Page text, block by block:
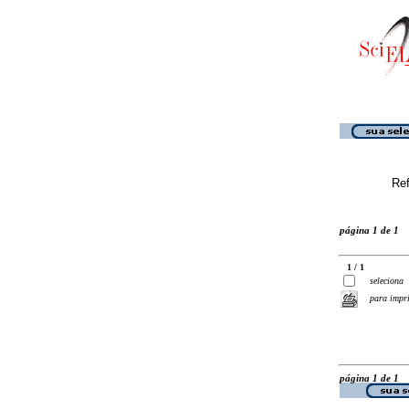
página 1 de 1
1 / 1
seleciona
para
página 1 de 1